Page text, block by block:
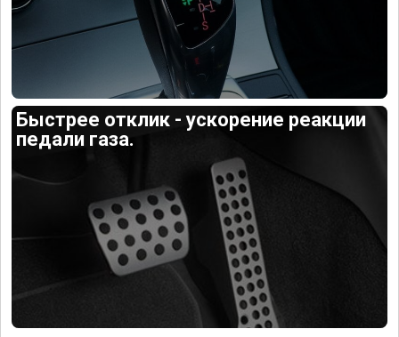
Быстрее отклик - ускорение реакции
педали газа.